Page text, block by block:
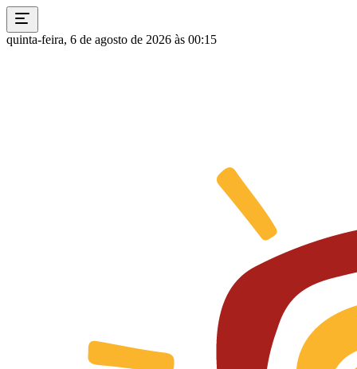
quinta-feira, 6 de agosto de 2026 às 00:15